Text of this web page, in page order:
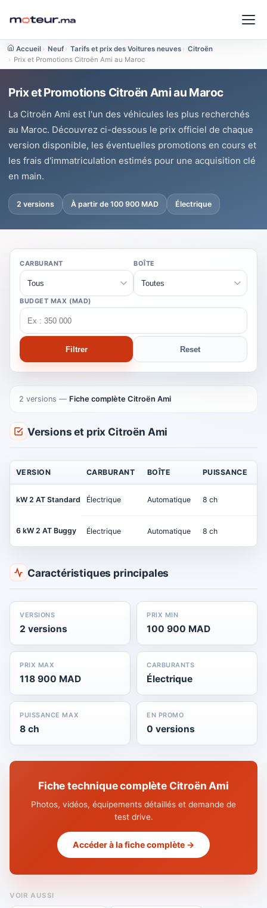
Accueil › Neuf › Tarifs et prix des Voitures neuves › Citroën
› Prix et Promotions Citroën Ami au Maroc
Prix et Promotions Citroën Ami au Maroc
La Citroën Ami est l'un des véhicules les plus recherchés
au Maroc. Découvrez ci-dessous le prix officiel de chaque
version disponible, les éventuelles promotions en cours et
les frais d'immatriculation estimés pour une acquisition clé
en main.
2 versions À partir de 100 900 MAD Électrique
CARBURANT BOÎTE
BUDGET MAX (MAD)
Filtrer Reset
2 versions — Fiche complète Citroën Ami
Versions et prix Citroën Ami
VERSION CARBURANT BOÎTE PUISSANCE
kW 2 AT Standard Électrique Automatique 8 ch
6 kW 2 AT Buggy Électrique Automatique 8 ch
Caractéristiques principales
VERSIONS
2 versions
PRIX MIN
100 900 MAD
PRIX MAX
118 900 MAD
CARBURANTS
Électrique
PUISSANCE MAX
8 ch
EN PROMO
0 versions
Fiche technique complète Citroën Ami
Photos, vidéos, équipements détaillés et demande de
test drive.
Accéder à la fiche complète →
VOIR AUSSI